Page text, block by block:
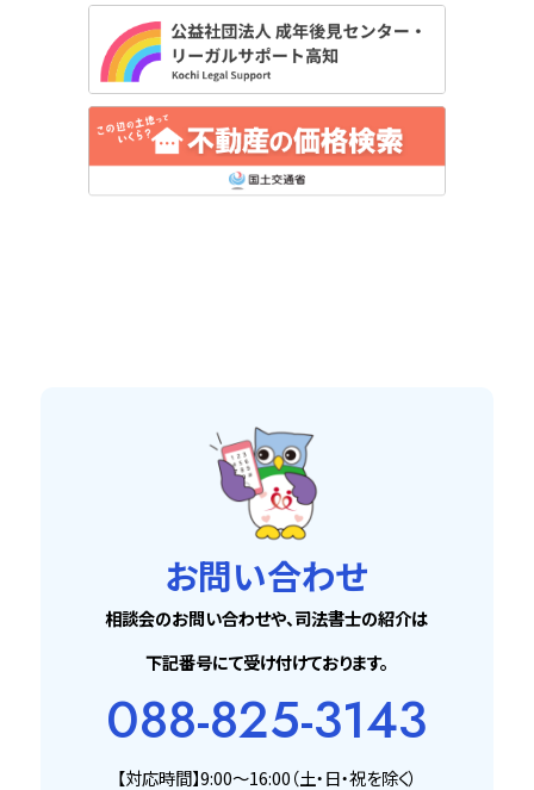
お問い合わせ
相談会のお問い合わせや、司法書士の紹介は
下記番号にて受け付けております。
088-825-3143
【対応時間】9:00〜16:00（土・日・祝を除く）